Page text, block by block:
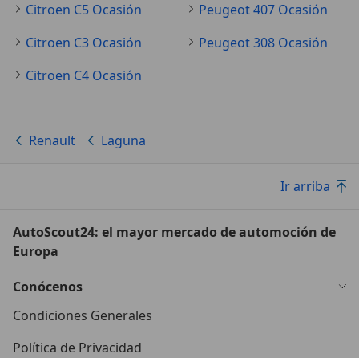
Citroen C5 Ocasión
Peugeot 407 Ocasión
Citroen C3 Ocasión
Peugeot 308 Ocasión
Citroen C4 Ocasión
Renault Laguna
Ir arriba
AutoScout24: el mayor mercado de automoción de
Europa
Conócenos
Condiciones Generales
Política de Privacidad